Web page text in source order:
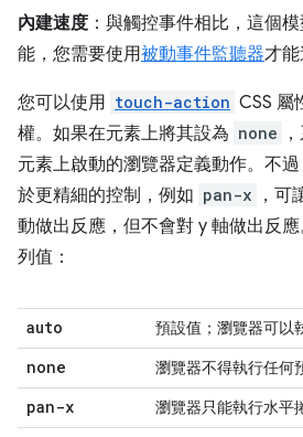
內建速度 ：與觸控事件相比，這個
能，您需要使用被動事件監聽器才能
您可以使用 touch-action CSS 屬
權。如果在元素上將其設為 none
元素上啟動的瀏覽器定義動作。不
於更精細的控制，例如 pan-x
，可
動做出反應，但不會對 y 軸做出反
列值：
auto 預設值；瀏覽器可以
none 瀏覽器不得執行任何
pan-x 瀏覽器只能執行水平